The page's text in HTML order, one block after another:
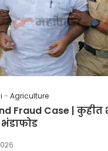
Agriculture
Fraud Case | कुहीत
भंडाफोड